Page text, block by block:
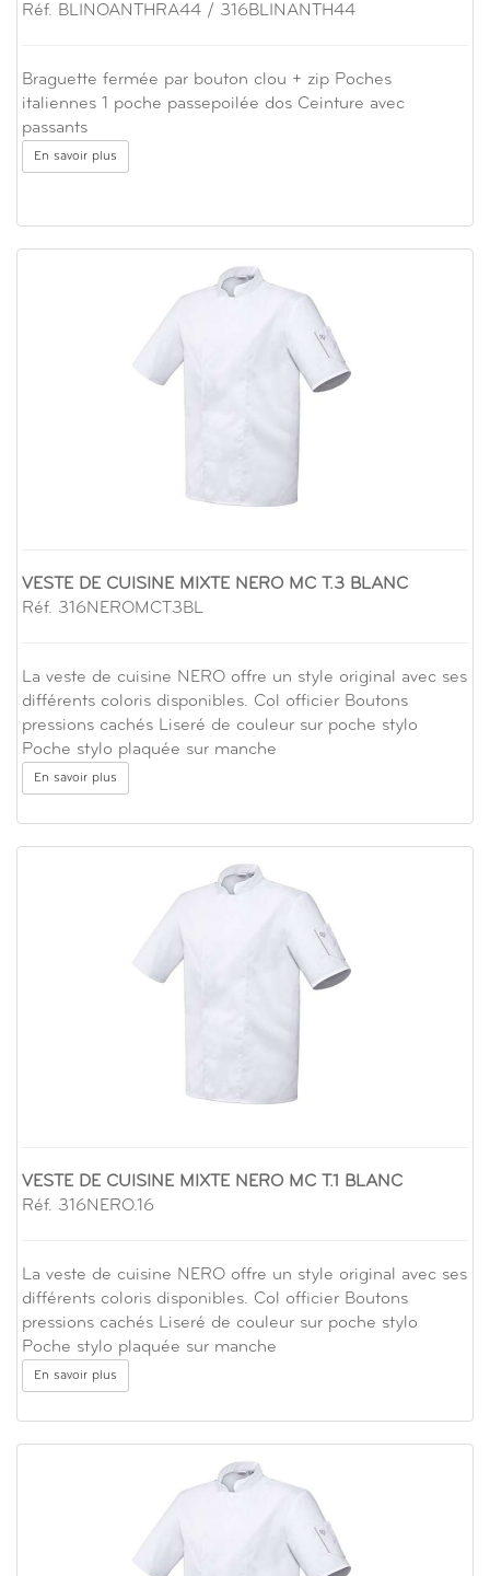
Réf. BLINOANTHRA44 / 316BLINANTH44
Braguette fermée par bouton clou + zip Poches
italiennes 1 poche passepoilée dos Ceinture avec
passants
En savoir plus
VESTE DE CUISINE MIXTE NERO MC T.3 BLANC
Réf. 316NEROMCT3BL
La veste de cuisine NERO offre un style original avec ses
différents coloris disponibles. Col officier Boutons
pressions cachés Liseré de couleur sur poche stylo
Poche stylo plaquée sur manche
En savoir plus
VESTE DE CUISINE MIXTE NERO MC T.1 BLANC
Réf. 316NERO.16
La veste de cuisine NERO offre un style original avec ses
différents coloris disponibles. Col officier Boutons
pressions cachés Liseré de couleur sur poche stylo
Poche stylo plaquée sur manche
En savoir plus